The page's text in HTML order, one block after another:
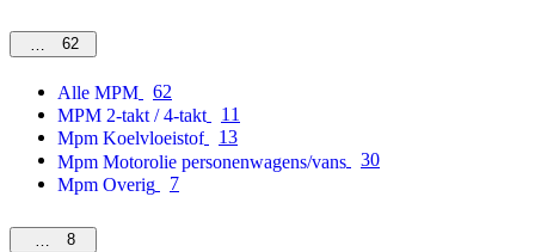
MPM62
Alle MPM
62
MPM 2-takt / 4-takt
11
Mpm Koelvloeistof
13
Mpm Motorolie personenwagens/vans
30
Mpm Overig
7
Overig
8